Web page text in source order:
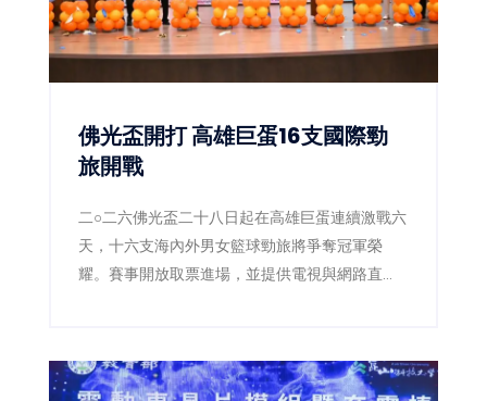
佛光盃開打 高雄巨蛋16支國際勁
旅開戰
二○二六佛光盃二十八日起在高雄巨蛋連續激戰六
天，十六支海內外男女籃球勁旅將爭奪冠軍榮
耀。賽事開放取票進場，並提供電視與網路直